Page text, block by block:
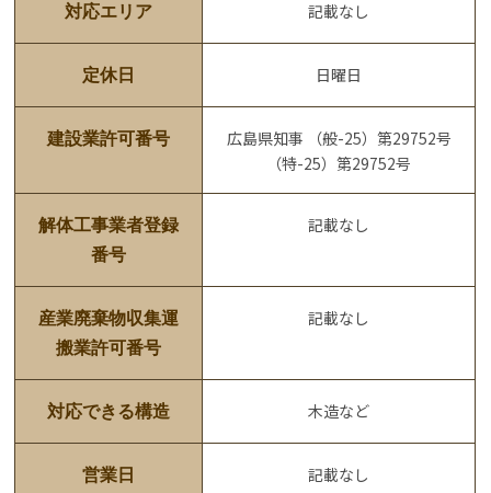
対応エリア 記載なし
定休日 日曜日
建設業許可番号
広島県知事 （般-25）第29752号
（特-25）第29752号
解体工事業者登録
番号
記載なし
産業廃棄物収集運
搬業許可番号
記載なし
対応できる構造 木造など
営業日 記載なし